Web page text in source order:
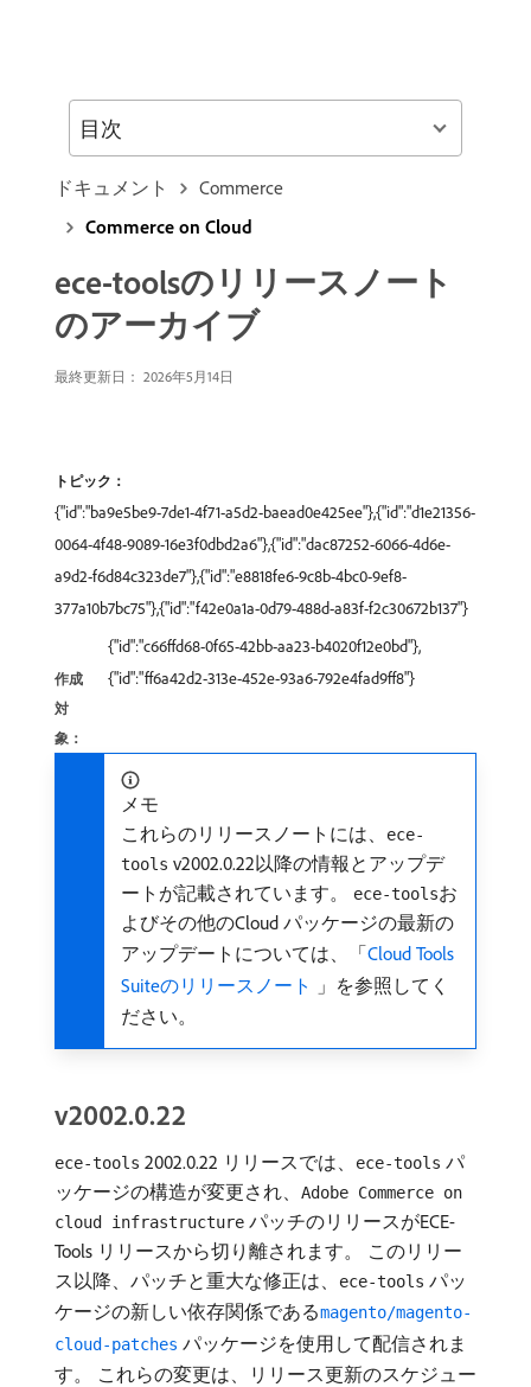
ドキュメント
Commerce
Commerce on Cloud
ece-toolsのリリースノート
のアーカイブ
最終更新日： 2026年5月14日
トピック：
{"id":"ba9e5be9-7de1-4f71-a5d2-baead0e425ee"},{"id":"d1e21356-
0064-4f48-9089-16e3f0dbd2a6"},{"id":"dac87252-6066-4d6e-
a9d2-f6d84c323de7"},{"id":"e8818fe6-9c8b-4bc0-9ef8-
377a10b7bc75"},{"id":"f42e0a1a-0d79-488d-a83f-f2c30672b137"}
作成
対
象：
{"id":"c66ffd68-0f65-42bb-aa23-b4020f12e0bd"},
{"id":"ff6a42d2-313e-452e-93a6-792e4fad9ff8"}
メモ
これらのリリースノートには、
ece-
tools v2002.0.22以降の情報とアップデ
ートが記載されています。
ece-toolsお
よびその他のCloud パッケージの最新の
アップデートについては、「Cloud Tools
Suiteのリリースノート ​
」を参照してく
ださい。
v2002.0.22
ece-tools 2002.0.22 リリースでは、 ece-tools パ
ッケージの構造が変更され、
Adobe Commerce on
cloud infrastructure パッチのリリースがECE-
Tools リリースから切り離されます。 このリリー
ス以降、パッチと重大な修正は、
ece-tools パッ
ケージの新しい依存関係であるmagento/magento-
cloud-patches パッケージを使用して配信されま
す。 これらの変更は、リリース更新のスケジュー
目次